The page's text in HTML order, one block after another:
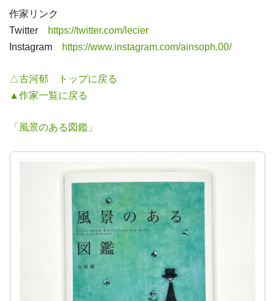
作家リンク
Twitter
https://twitter.com/lecier
Instagram
https://www.instagram.com/ainsoph.00/
△古河郁 トップに戻る
▲作家一覧に戻る
「風景のある図鑑」